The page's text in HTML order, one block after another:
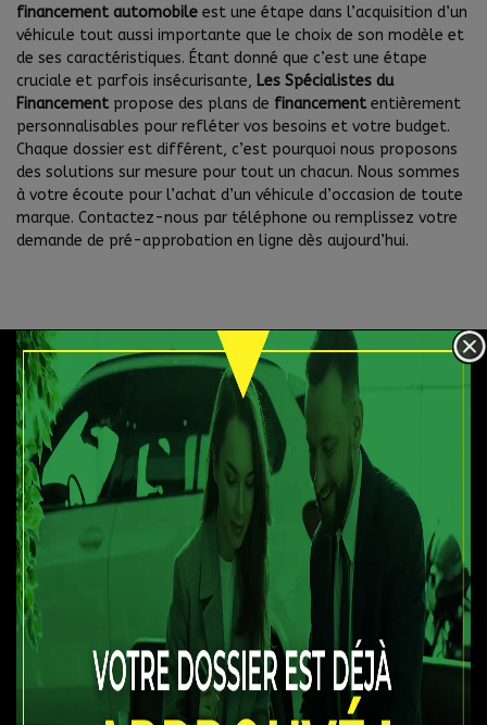
financement automobile est une étape dans l’acquisition d’un
véhicule tout aussi importante que le choix de son modèle et
de ses caractéristiques. Étant donné que c’est une étape
cruciale et parfois insécurisante, Les Spécialistes du
Financement propose des plans de financement entièrement
personnalisables pour refléter vos besoins et votre budget.
Chaque dossier est différent, c’est pourquoi nous proposons
des solutions sur mesure pour tout un chacun. Nous sommes
à votre écoute pour l’achat d’un véhicule d’occasion de toute
marque. Contactez-nous par téléphone ou remplissez votre
demande de pré-approbation en ligne dès aujourd’hui.